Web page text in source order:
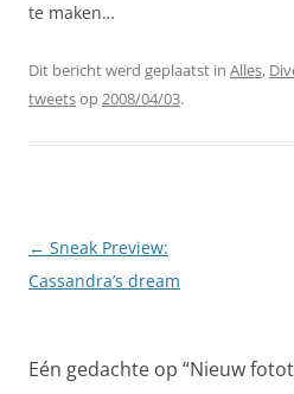
te maken…
Dit bericht werd geplaatst in Alles,
tweetsop2008/04/03.
Berichtnavigatie
← Sneak Preview:
Cassandra’s dream
Eén gedachte op “Nieuw